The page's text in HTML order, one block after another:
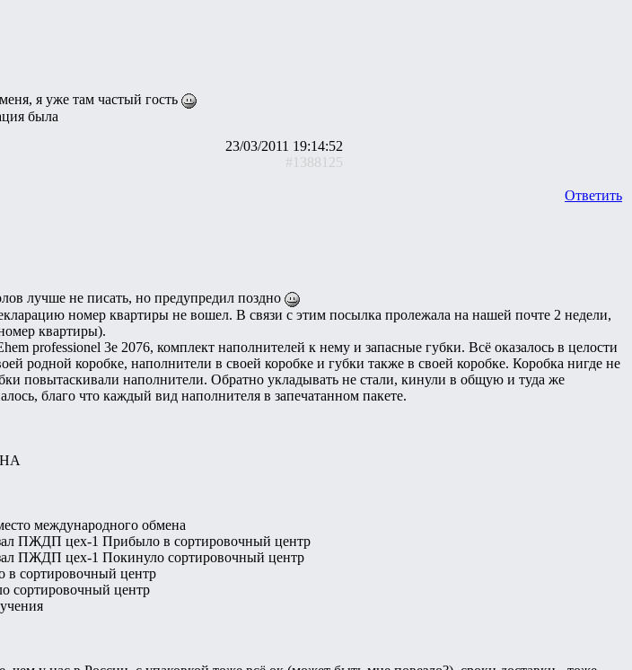
я уже там частый гость
была
23/03/2011 19:14:52
#1388125
Ответить
лучше не писать, но предупредил поздно
номер квартиры не вошел. В связи с этим посылка пролежала на нашей почте 2 недели,
квартиры).
professionel 3e 2076, комплект наполнителей к нему и запасные губки. Всё оказалось в целости
родной коробке, наполнители в своей коробке и губки также в своей коробке. Коробка нигде не
повытаскивали наполнители. Обратно укладывать не стали, кинули в общую и туда же
благо что каждый вид наполнителя в запечатанном пакете.
международного обмена
ПЖДП цех-1 Прибыло в сортировочный центр
ПЖДП цех-1 Покинуло сортировочный центр
сортировочный центр
сортировочный центр